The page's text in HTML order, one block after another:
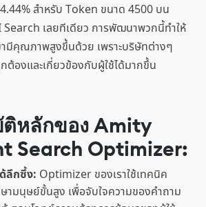
สำหรับ Token ขนาด 4500 บน
เลยทีเดียว การพัฒนาพวกนี้ทำให้
มีคุณภาพสูงขึ้นด้วย เพราะบริษัทต่างๆ
องและเกี่ยวข้องกับผู้ใช้ได้มากขึ้น
หลักของ Amity
Search Optimizer:
ด้ลึกซึ้ง: Optimizer ของเราใช้เทคนิค
ามนุษย์ขั้นสูง เพื่อจับใจความของคำถาม